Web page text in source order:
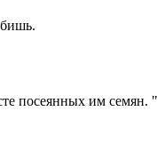
посеянных им